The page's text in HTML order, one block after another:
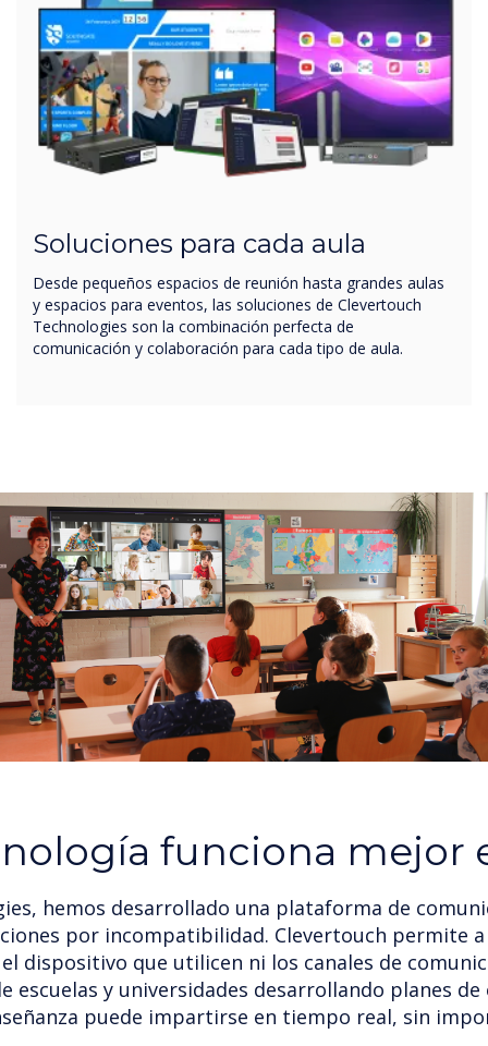
Soluciones para cada aula
Desde pequeños espacios de reunión hasta grandes aulas
y espacios para eventos, las soluciones de Clevertouch
Technologies son la combinación perfecta de
comunicación y colaboración para cada tipo de aula.
funciona mejor
hemos desarrollado una plataforma de
por incompatibilidad. Clevertouch permite
dispositivo que utilicen ni los canales de
escuelas y universidades desarrollando planes
puede impartirse en tiempo real, sin